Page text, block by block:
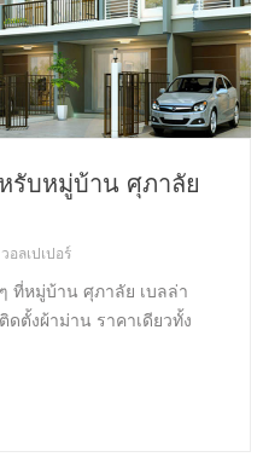
รับหมู่บ้าน ศุภาลัย
อลเปเปอร์
ที่หมู่บ้าน ศุภาลัย เบลล่า
ดตั้งผ้าม่าน ราคาเดียวทั้ง